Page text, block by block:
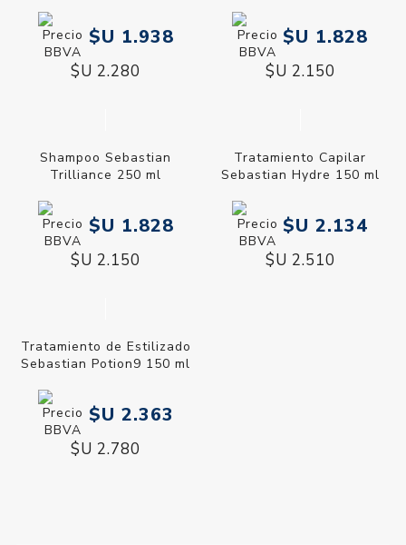
$U 1.938
$U 2.280
$U 1.828
$U 2.150
Shampoo Sebastian
Trilliance 250 ml
$U 1.828
$U 2.150
Tratamiento Capilar
Sebastian Hydre 150 ml
$U 2.134
$U 2.510
Tratamiento de Estilizado
Sebastian Potion9 150 ml
$U 2.363
$U 2.780